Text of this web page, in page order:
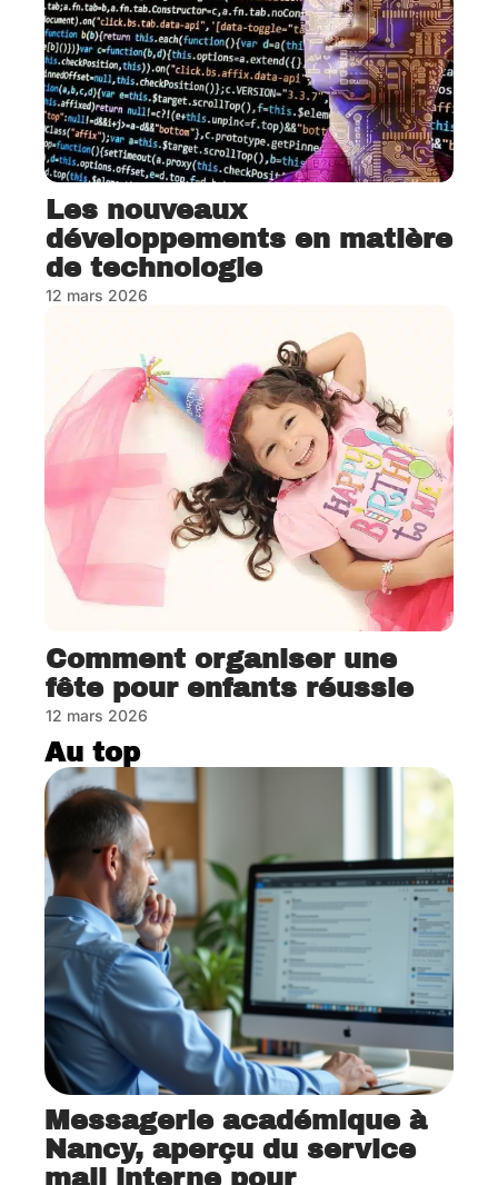
Les nouveaux
développements en matière
de technologie
12 mars 2026
Comment organiser une
fête pour enfants réussie
12 mars 2026
Au top
Messagerie académique à
Nancy, aperçu du service
mail interne pour